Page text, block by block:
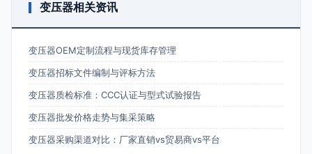
变压器相关资讯
变压器OEM定制流程与现货库存管理
变压器招标文件编制与评标方法
变压器质检标准：CCC认证与型式试验报告
变压器批发价格走势与集采策略
变压器采购渠道对比：厂家直销vs贸易商vs平台